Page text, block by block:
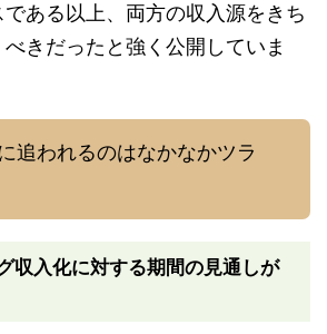
ある以上、両方の収入源をきち
きだったと強く公開していま
追われるのはなかなかツラ
収入化に対する期間の見通しが